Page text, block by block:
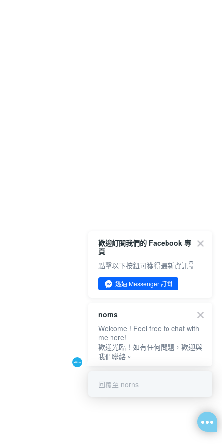
歡迎訂閱我們的 Facebook 專
頁
點擊以下按鈕可獲得最新資訊👇
透過 Messenger 訂閱
norns
Welcome ! Feel free to chat with
me here!
歡迎光臨！如有任何問題，歡迎與
我們聯絡。
回覆至 norns